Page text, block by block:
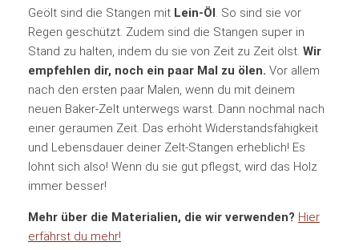
Geölt sind die Stangen mit Lein-Öl . So sind sie vor
Regen geschützt. Zudem sind die Stangen super in
Stand zu halten, indem du sie von Zeit zu Zeit ölst. Wir
empfehlen dir, noch ein paar Mal zu ölen. Vor allem
nach den ersten paar Malen, wenn du mit deinem
neuen Baker-Zelt unterwegs warst. Dann nochmal nach
einer geraumen Zeit. Das erhöht Widerstandsfähigkeit
und Lebensdauer deiner Zelt-Stangen erheblich! Es
lohnt sich also! Wenn du sie gut pflegst, wird das Holz
immer besser!
Mehr über die Materialien, die wir verwenden? Hier
erfährst du mehr!